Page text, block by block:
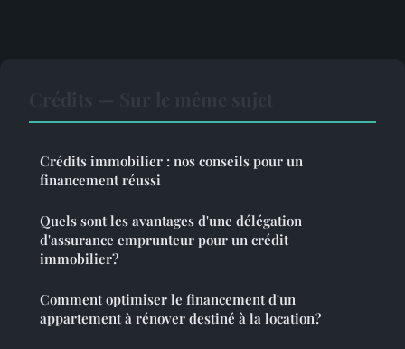
Crédits immobilier : nos conseils pour un
financement réussi
Quels sont les avantages d'une délégation
d'assurance emprunteur pour un crédit
immobilier?
Comment optimiser le financement d'un
appartement à rénover destiné à la location?